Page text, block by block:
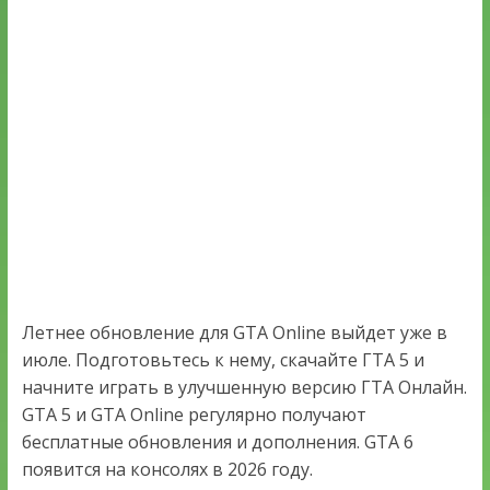
Летнее обновление для GTA Online выйдет уже в
июле. Подготовьтесь к нему, скачайте ГТА 5 и
начните играть в улучшенную версию ГТА Онлайн.
GTA 5 и GTA Online регулярно получают
бесплатные обновления и дополнения. GTA 6
появится на консолях в 2026 году.